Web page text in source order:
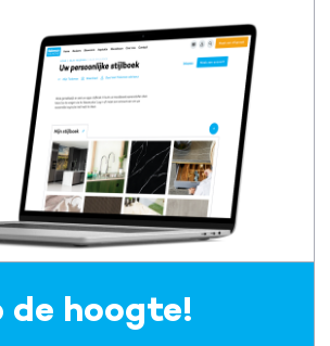
de hoogte!